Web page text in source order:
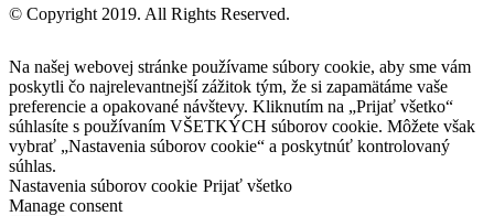
© Copyright 2019. All Rights Reserved.
Na našej webovej stránke používame súbory cookie, aby sme vám
poskytli čo najrelevantnejší zážitok tým, že si zapamätáme vaše
preferencie a opakované návštevy. Kliknutím na „Prijať všetko“
súhlasíte s používaním VŠETKÝCH súborov cookie. Môžete však
vybrať „Nastavenia súborov cookie“ a poskytnúť kontrolovaný
súhlas.
Nastavenia súborov cookie Prijať všetko
Manage consent